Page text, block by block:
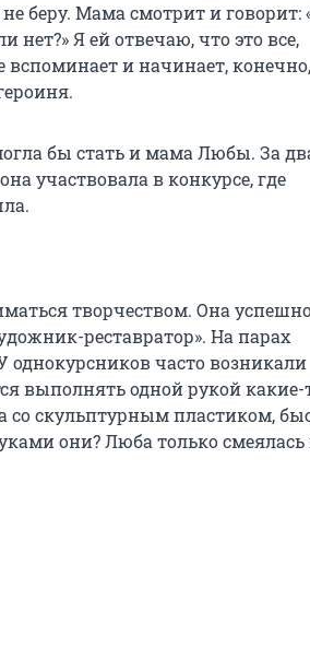
беру. Мама смотрит и говорит:
Я ей отвечаю, что это все,
вспоминает и начинает, конечно,
бы стать и мама Любы. За
участвовала в конкурсе, где
творчеством. Она
реставратор». На парах
однокурсников часто возникали
выполнять одной рукой какие-
со скульптурным пластиком,
они? Люба только смеялась